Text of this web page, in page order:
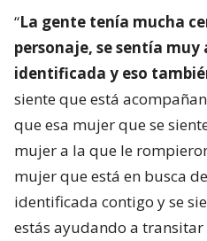
“La gente tenía mucha
personaje, se sentía
identificada y eso
siente que está
que esa mujer que se
mujer a la que le
mujer que está en busca
identificada contigo y se
estás ayudando a